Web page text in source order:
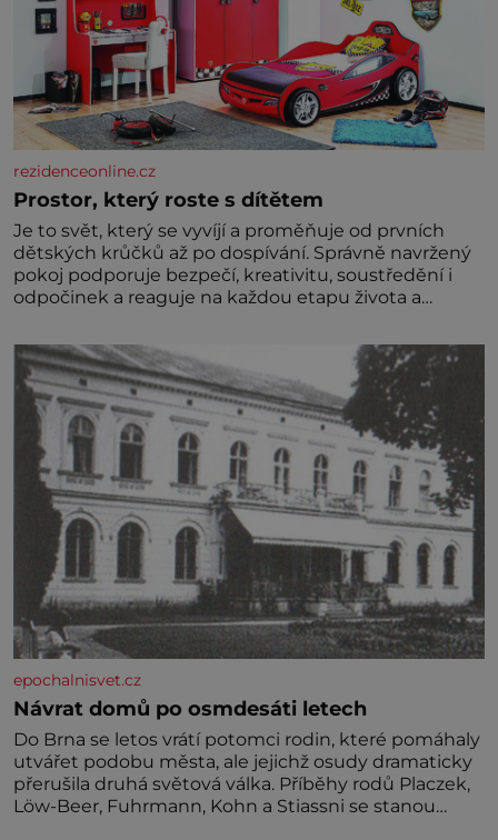
rezidenceonline.cz
Prostor, který roste s dítětem
Je to svět, který se vyvíjí a proměňuje od prvních
dětských krůčků až po dospívání. Správně navržený
pokoj podporuje bezpečí, kreativitu, soustředění i
odpočinek a reaguje na každou etapu života a
jednoduchost, měkkost a bezpečí, proto by pokoj
miminka měl působit především klidně a útulně.
Předškolní věk je
epochalnisvet.cz
Návrat domů po osmdesáti letech
Do Brna se letos vrátí potomci rodin, které pomáhaly
utvářet podobu města, ale jejichž osudy dramaticky
přerušila druhá světová válka. Příběhy rodů Placzek,
Löw-Beer, Fuhrmann, Kohn a Stiassni se stanou